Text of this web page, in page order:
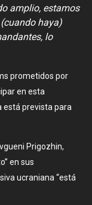
amplio, estamos
haya)
lo
prometidos por
en esta
está prevista para
Prigozhin,
en sus
ucraniana “está